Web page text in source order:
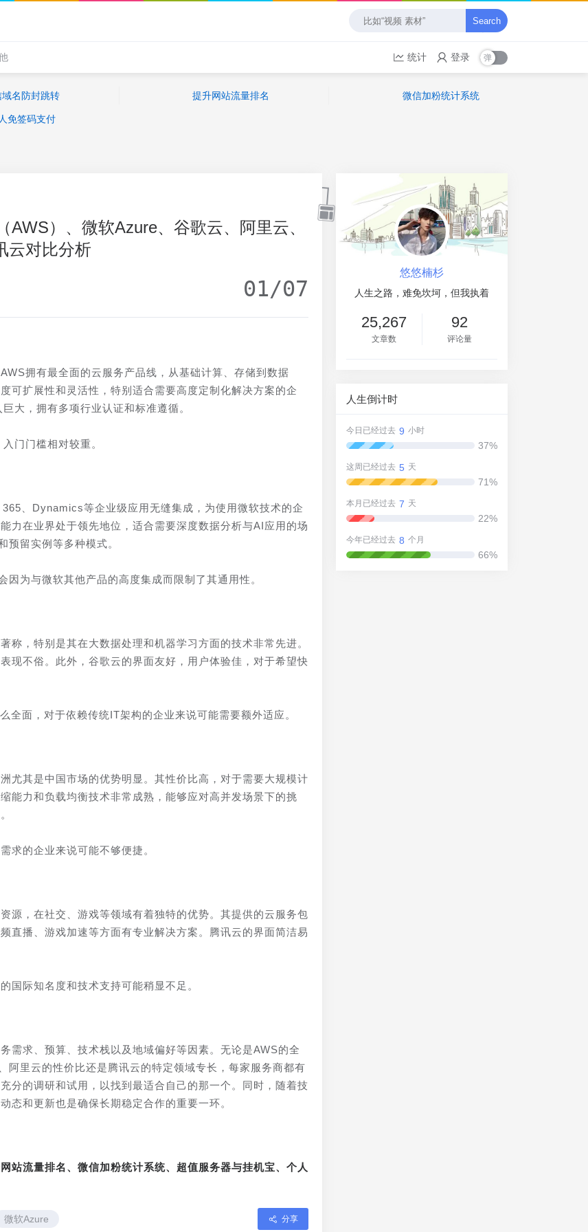
Search
统计 登录
域名防封跳转 提升网站流量排名 微信加粉统计系统
免签码支付
）、微软Azure、谷歌云、阿里云、
云对比分析
01/07
拥有最全面的云服务产品线，从基础计算、存储到数据
可扩展性和灵活性，特别适合需要高度定制化解决方案的企
大，拥有多项行业认证和标准遵循。
门门槛相对较重。
、Dynamics等企业级应用无缝集成，为使用微软技术的企
力在业界处于领先地位，适合需要深度数据分析与AI应用的场
预留实例等多种模式。
因为与微软其他产品的高度集成而限制了其通用性。
称，特别是其在大数据处理和机器学习方面的技术非常先进。
现不俗。此外，谷歌云的界面友好，用户体验佳，对于希望快
全面，对于依赖传统IT架构的企业来说可能需要额外适应。
尤其是中国市场的优势明显。其性价比高，对于需要大规模计
能力和负载均衡技术非常成熟，能够应对高并发场景下的挑
求的企业来说可能不够便捷。
源，在社交、游戏等领域有着独特的优势。其提供的云服务包
直播、游戏加速等方面有专业解决方案。腾讯云的界面简洁易
国际知名度和技术支持可能稍显不足。
需求、预算、技术栈以及地域偏好等因素。无论是AWS的全
里云的性价比还是腾讯云的特定领域专长，每家服务商都有
分的调研和试用，以找到最适合自己的那一个。同时，随着技
态和更新也是确保长期稳定合作的重要一环。
站流量排名、微信加粉统计系统、超值服务器与挂机宝、个人
微软Azure 分享
悠悠楠杉
人生之路，难免坎坷，但我执着
25,267
文章数
92
评论量
人生倒计时
今日已经过去 9 小时
37%
这周已经过去 5 天
71%
本月已经过去 7 天
22%
今年已经过去 8 个月
66%